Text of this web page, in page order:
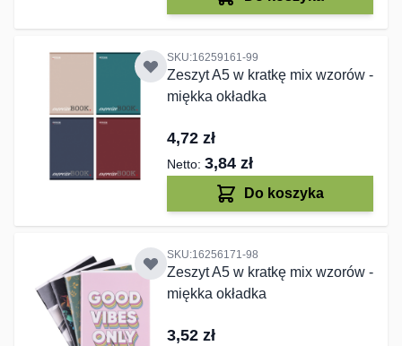
SKU:16259161-99
Zeszyt A5 w kratkę mix wzorów -
miękka okładka
4,72 zł
3,84 zł
Do koszyka
SKU:16256171-98
Zeszyt A5 w kratkę mix wzorów -
miękka okładka
3,52 zł